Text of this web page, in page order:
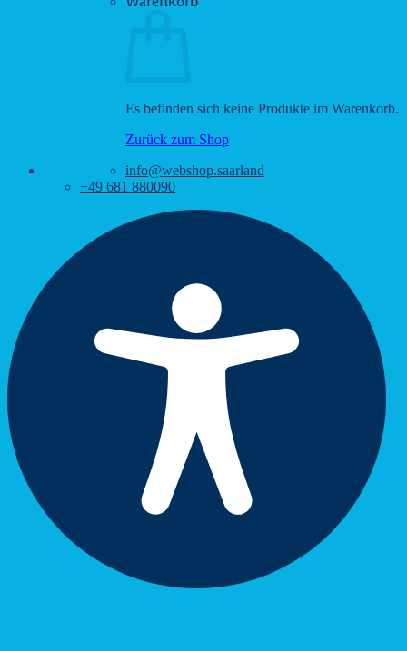
Es befinden sich keine Produkte im Warenkorb.
Zurück zum Shop
info@webshop.saarland
+49 681 880090